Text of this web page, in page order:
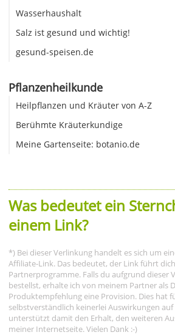
Wasserhaushalt
Salz ist gesund und wichtig!
gesund-speisen.de
Pflanzenheilkunde
Heilpflanzen und Kräuter von A-Z
Berühmte Kräuterkundige
Meine Gartenseite: botanio.de
Was bedeutet ein
einem Link?
*) Bei dieser Verlinkung handelt es sich um
Affiliate-Link. Das bedeutet, der Link führt
Partnerprogramme. Falls du aufgrund dieser
bestellst, erhalte ich von meinem Partner als
Produktempfehlung eine Provision. Dies hat
selbstverständlich keinerlei Auswirkungen auf
unterstützt damit den Erhalt, den weiteren
meiner Internetseite. Vielen Dank :-)